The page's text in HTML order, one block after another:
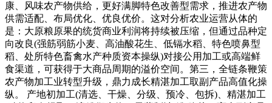
康、风味农产物供给，更好满脚特色改善型需求，推进农产物
供需适配、布局优化、优良优价。这对分析农业运营从体的
是：大原粮原果的统货商业利润将持续被压缩，但通过品种定
向改良(强筋弱筋小麦、高油酸花生、低镉水稻、特色喷鼻型
稻、处所特色畜禽水产种质资本操纵)对接公用加工或高端鲜
食渠道，可获得于大商品周期的溢价空间。第三，全链条鞭策
农产物加工业转型升级，鼎力成长精湛加工取副产品高值化操
纵。 产地初加工(清选、干燥、分级、预冷、包拆)、精湛加工